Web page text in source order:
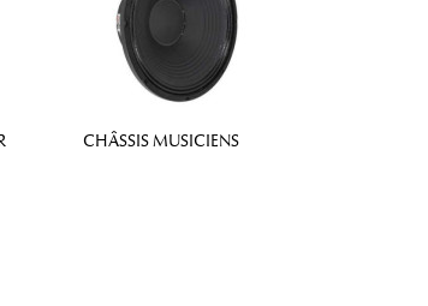
CHÂSSIS MUSICIENS